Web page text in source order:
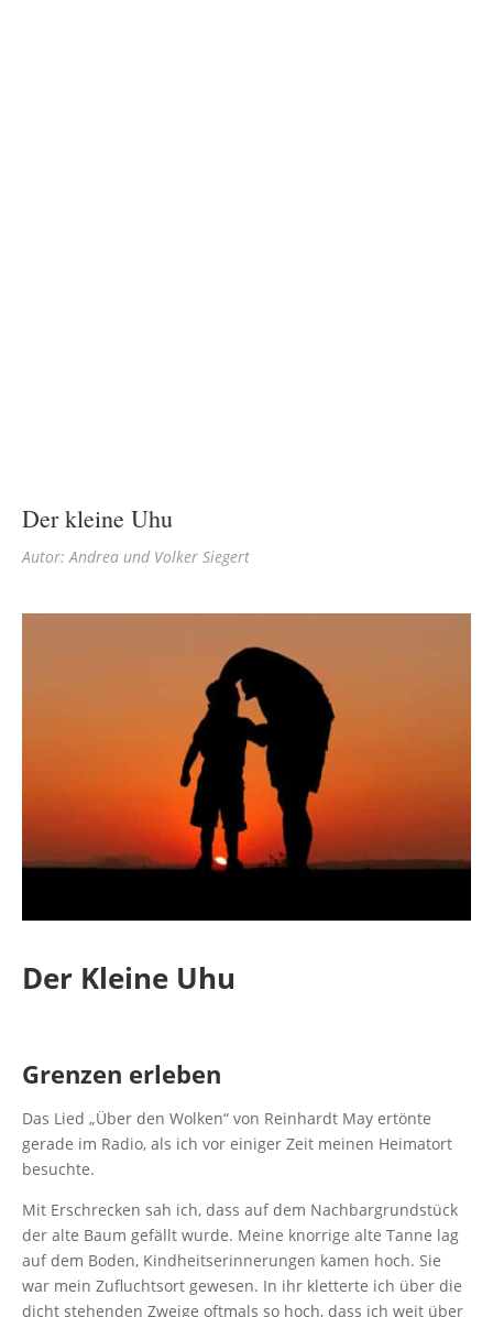
Der kleine Uhu
Autor: Andrea und Volker Siegert
Der Kleine Uhu
Grenzen erleben
Das Lied „Über den Wolken“ von Reinhardt May ertönte
gerade im Radio, als ich vor einiger Zeit meinen Heimatort
besuchte.
Mit Erschrecken sah ich, dass auf dem Nachbargrundstück
der alte Baum gefällt wurde. Meine knorrige alte Tanne lag
auf dem Boden, Kindheitserinnerungen kamen hoch. Sie
war mein Zufluchtsort gewesen. In ihr kletterte ich über die
dicht stehenden Zweige oftmals so hoch, dass ich weit über